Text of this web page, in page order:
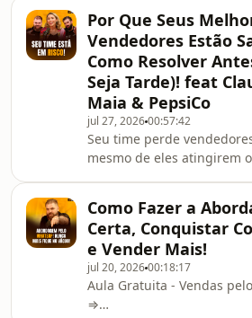
Summit 2026 com 50%
agosto)Clique no LINK:
RevOps SummitSua
crescendo… mas
pós-venda parecem jogar
diferentes?Essa é uma das
comuns (e caras) para
gestores.Enquanto o
comemora
Por Que Seus
Vendedores Estão
Como Resolver
Seja Tarde)! feat
Maia & PepsiCo
jul 27, 202600:57:42
Seu time perde
mesmo de eles atingirem
seletivo... e, poucos meses
pede demissão. A maioria
gestores acredita que
vendedor por salário. Mas,
muitos saem por outro
de liderança, integração e
Como Fazer a
Certa, Conquistar
e Vender Mais!
jul 20, 202600:18:17
Aula Gratuita - Vendas
⇒